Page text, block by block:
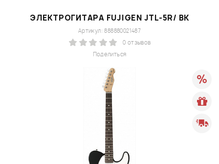
ЭЛЕКТРОГИТАРА FUJIGEN JTL-5R/ BK
Поделиться
Артикул: 888880021487
0 отзывов